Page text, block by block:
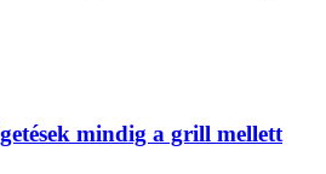
mindig a grill mellett